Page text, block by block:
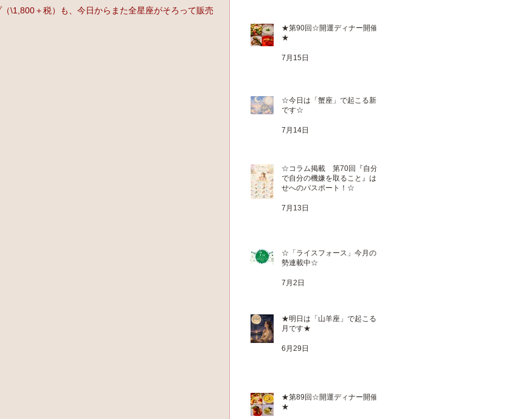
\1,800＋税）も、今日からまた全星座がそろって販売
★第90回☆開運ディナー開催
★
7月15日
☆今日は「蟹座」で起こる新月
です☆
7月14日
☆コラム掲載 第70回『自分
で自分の機嫌を取ること』は幸
せへのパスポート！☆
7月13日
☆「ライスフォース」今月の運
勢連載中☆
7月2日
★明日は「山羊座」で起こる満
月です★
6月29日
★第89回☆開運ディナー開催
★